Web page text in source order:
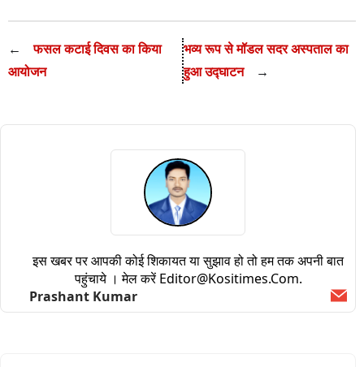
←
फसल कटाई दिवस का किया
आयोजन
भव्य रूप से मॉडल सदर अस्पताल का
हुआ उद्घाटन
→
इस खबर पर आपकी कोई शिकायत या सुझाव हो तो हम तक अपनी बात
पहुंचाये । मेल करेंEditor@kositimes.com.
Prashant Kumar